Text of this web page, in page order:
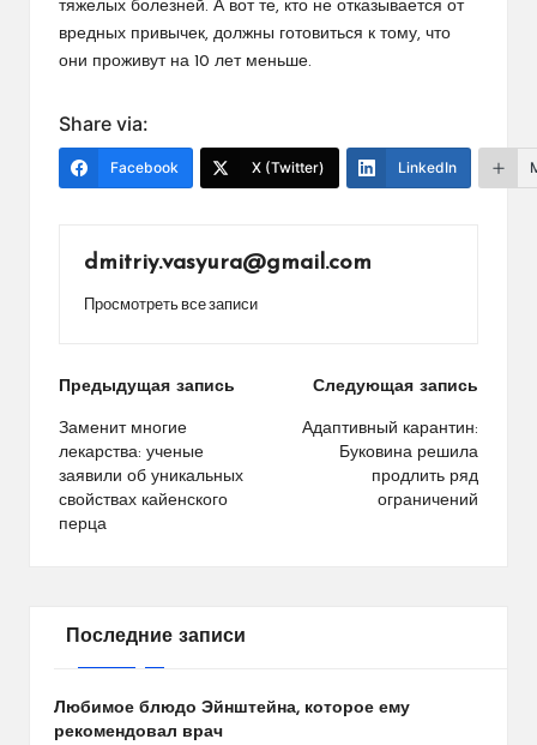
тяжелых болезней. А вот те, кто не отказывается от
вредных привычек, должны готовиться к тому, что
они проживут на 10 лет меньше.
Share via:
Facebook X (Twitter) LinkedIn
dmitriy.vasyura@gmail.com
Просмотреть все записи
Навигация
по
записям
Предыдущая запись
Заменит многие
лекарства: ученые
заявили об уникальных
свойствах кайенского
перца
Следующая запись
Адаптивный карантин:
Буковина решила
продлить ряд
ограничений
Последние записи
Любимое блюдо Эйнштейна, которое ему
рекомендовал врач